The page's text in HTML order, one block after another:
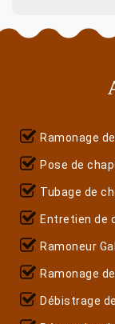
Ramonage
Pose de
Tubage de
Entretien de
Ramoneur
Ramonage
Débistrage